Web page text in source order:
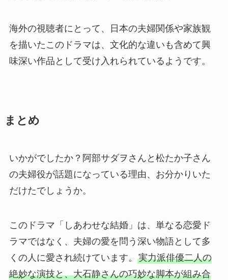
海外の視聴者にとって、日本の夫婦関係や家族観
を描いたこのドラマは、文化的な違いも含めて興
味深い作品として受け入れられているようです。
まとめ
いかがでしたか？阿部サダヲさんと松たか子さん
の夫婦役が話題になっている理由、お分かりいた
だけたでしょうか。
このドラマ「しあわせな結婚」は、単なる恋愛ド
ラマではなく、夫婦の愛を問う深い物語として多
くの人に愛され続けています。 実力派俳優二人の
絶妙な演技と、大石静さんの巧妙な脚本が組み合